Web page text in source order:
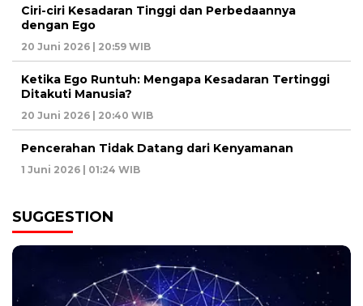
Ciri-ciri Kesadaran Tinggi dan Perbedaannya
dengan Ego
20 Juni 2026 | 20:59 WIB
Ketika Ego Runtuh: Mengapa Kesadaran Tertinggi
Ditakuti Manusia?
20 Juni 2026 | 20:40 WIB
Pencerahan Tidak Datang dari Kenyamanan
1 Juni 2026 | 01:24 WIB
SUGGESTION